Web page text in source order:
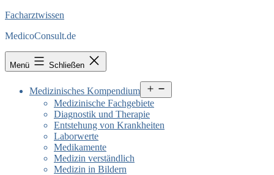
Facharztwissen
MedicoConsult.de
Menü Schließen
Medizinisches Kompendium
öffnen
Medizinische Fachgebiete
Diagnostik und Therapie
Entstehung von Krankheiten
Laborwerte
Medikamente
Medizin verständlich
Medizin in Bildern